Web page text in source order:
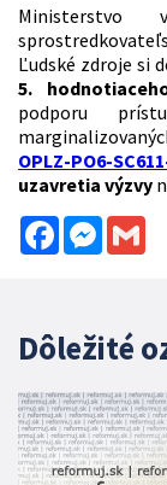
Ministerstvo
Ľudské zdroje si
5.
podporu
OPLZ-PO6-
uzavretia výzvy
Facebook
Dôležité